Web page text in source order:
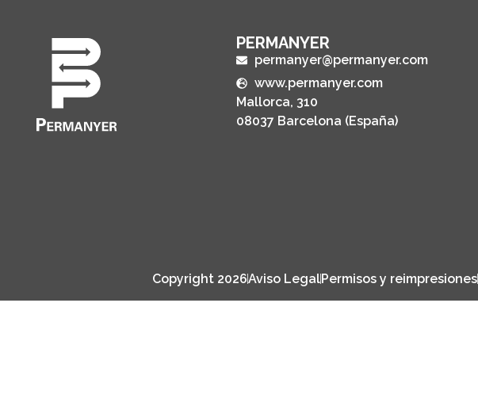
PERMANYER
permanyer@permanyer.com
www.permanyer.com
Mallorca, 310
08037 Barcelona (España)
Copyright 2026Aviso LegalPermisos y reimpresiones